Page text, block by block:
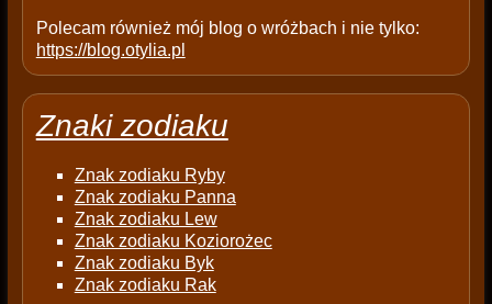
Polecam również mój blog o wróżbach i nie tylko:
https://blog.otylia.pl
Znaki zodiaku
Znak zodiaku Ryby
Znak zodiaku Panna
Znak zodiaku Lew
Znak zodiaku Koziorożec
Znak zodiaku Byk
Znak zodiaku Rak